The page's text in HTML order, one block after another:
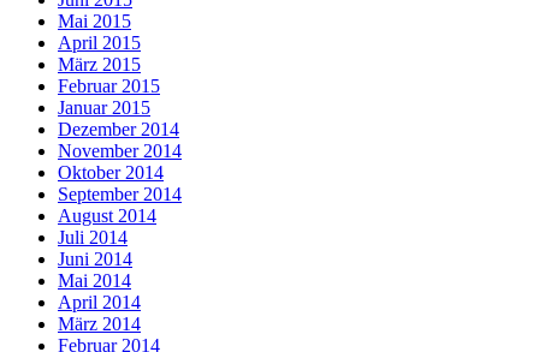
Mai 2015
April 2015
März 2015
Februar 2015
Januar 2015
Dezember 2014
November 2014
Oktober 2014
September 2014
August 2014
Juli 2014
Juni 2014
Mai 2014
April 2014
März 2014
Februar 2014